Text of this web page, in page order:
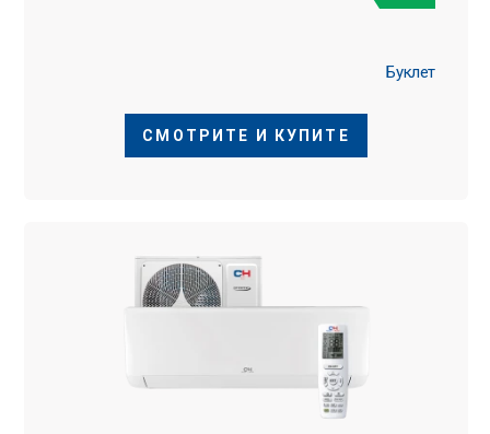
Буклет
СМОТРИТЕ И КУПИТЕ